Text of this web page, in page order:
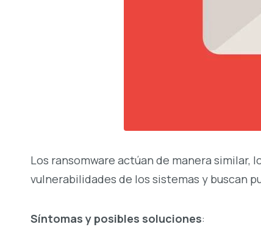
Los ransomware actúan de manera similar,
vulnerabilidades de los sistemas y buscan
Síntomas y posibles soluciones: